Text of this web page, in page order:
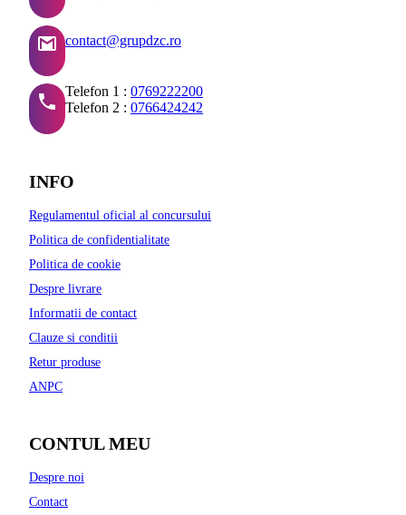
contact@grupdzc.ro
Telefon 1 : 0769222200
Telefon 2 : 0766424242
INFO
Regulamentul oficial al concursului
Politica de confidentialitate
Politica de cookie
Despre livrare
Informatii de contact
Clauze si conditii
Retur produse
ANPC
CONTUL MEU
Despre noi
Contact